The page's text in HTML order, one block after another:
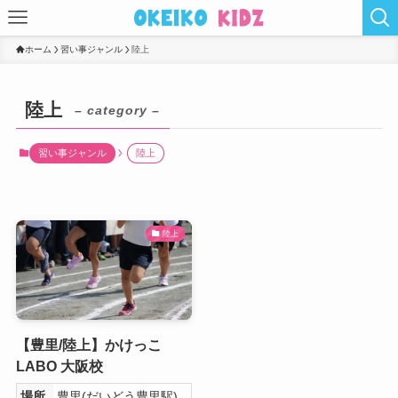
ホーム 習い事ジャンル 陸上
陸上 – category –
習い事ジャンル 陸上
陸上
【豊里/陸上】かけっこ
LABO 大阪校